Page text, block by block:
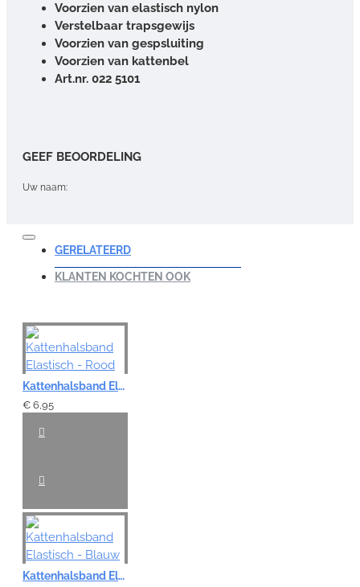
Voorzien van elastisch nylon
Verstelbaar trapsgewijs
Voorzien van gespsluiting
Voorzien van kattenbel
Art.nr. 022 5101
GEEF BEOORDELING
Uw naam:
Opmerking:
Note:HTML-code wordt niet vertaald!
Waardering:
Slecht
GERELATEERD
KLANTEN KOCHTEN OOK
Kattenhalsband Elastisch - Rood
€ 6,95
Kattenhalsband Elastisch - Blauw